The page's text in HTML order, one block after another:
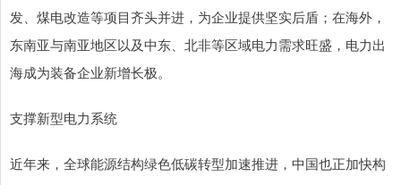
发、煤电改造等项目齐头并进，为企业提供坚实后盾；在海外，
东南亚与南亚地区以及中东、北非等区域电力需求旺盛，电力出
海成为装备企业新增长极。
支撑新型电力系统
近年来，全球能源结构绿色低碳转型加速推进，中国也正加快构